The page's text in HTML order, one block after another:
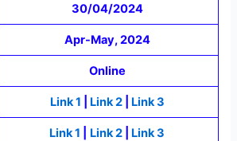
30/04/2024
Apr-May, 2024
Online
Link 1 Link 2| Link 3
Link 1 Link 2 Link 3